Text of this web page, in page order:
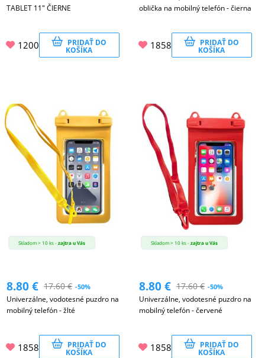
TABLET 11" ČIERNE
1200 PRIDAŤ DO
KOŠÍKA
oblička na mobilný telefón - čierna
1858 PRIDAŤ DO
KOŠÍKA
Skladom > 10 ks -zajtra u Vás
8.80€ 17.60€ -50%
Univerzálne, vodotesné puzdro na
mobilný telefón - žlté
1858 PRIDAŤ DO
KOŠÍKA
Skladom > 10 ks -zajtra u Vás
8.80€ 17.60€ -50%
Univerzálne, vodotesné puzdro na
mobilný telefón - červené
1858 PRIDAŤ DO
KOŠÍKA